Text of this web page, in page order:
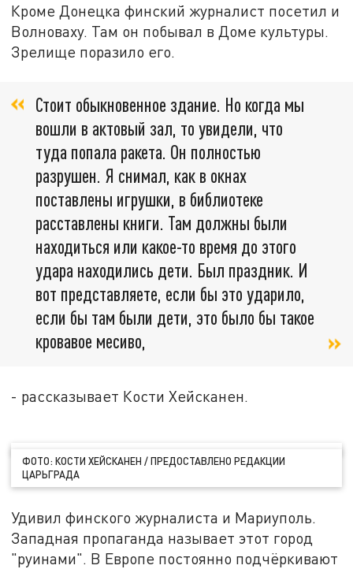
Кроме Донецка финский журналист посетил и
Волноваху. Там он побывал в Доме культуры.
Зрелище поразило его.
Стоит обыкновенное здание. Но когда мы
вошли в актовый зал, то увидели, что
туда попала ракета. Он полностью
разрушен. Я снимал, как в окнах
поставлены игрушки, в библиотеке
расставлены книги. Там должны были
находиться или какое-то время до этого
удара находились дети. Был праздник. И
вот представляете, если бы это ударило,
если бы там были дети, это было бы такое
кровавое месиво,
- рассказывает Кости Хейсканен.
ФОТО: КОСТИ ХЕЙСКАНЕН / ПРЕДОСТАВЛЕНО РЕДАКЦИИ
ЦАРЬГРАДА
Удивил финского журналиста и Мариуполь.
Западная пропаганда называет этот город
"руинами". В Европе постоянно подчёркивают